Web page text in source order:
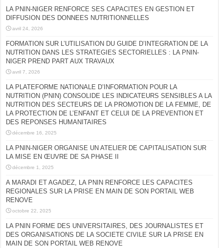
LA PNIN-NIGER RENFORCE SES CAPACITES EN GESTION ET
DIFFUSION DES DONNEES NUTRITIONNELLES
avril 24, 2026
FORMATION SUR L’UTILISATION DU GUIDE D’INTEGRATION DE LA
NUTRITION DANS LES STRATEGIES SECTORIELLES : LA PNIN-
NIGER PREND PART AUX TRAVAUX
avril 7, 2026
LA PLATEFORME NATIONALE D’INFORMATION POUR LA
NUTRITION (PNIN) CONSOLIDE LES INDICATEURS SENSIBLES A LA
NUTRITION DES SECTEURS DE LA PROMOTION DE LA FEMME, DE
LA PROTECTION DE L’ENFANT ET CELUI DE LA PREVENTION ET
DES REPONSES HUMANITAIRES
décembre 16, 2025
LA PNIN-NIGER ORGANISE UN ATELIER DE CAPITALISATION SUR
LA MISE EN ŒUVRE DE SA PHASE II
décembre 1, 2025
A MARADI ET AGADEZ, LA PNIN RENFORCE LES CAPACITES
REGIONALES SUR LA PRISE EN MAIN DE SON PORTAIL WEB
RENOVE
octobre 22, 2025
LA PNIN FORME DES UNIVERSITAIRES, DES JOURNALISTES ET
DES ORGANISATIONS DE LA SOCIETE CIVILE SUR LA PRISE EN
MAIN DE SON PORTAIL WEB RENOVE